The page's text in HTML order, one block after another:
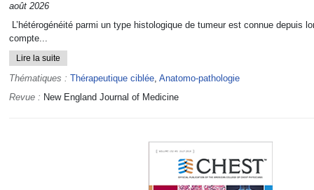
août 2026
L’hétérogénéité parmi un type histologique de tumeur est connue depuis
compte...
Lire la suite
Thématiques : Thérapeutique ciblée, Anatomo-pathologie
Revue : New England Journal of Medicine